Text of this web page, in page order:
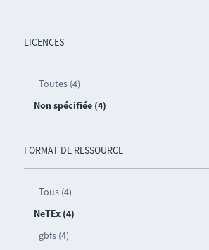
LICENCES
Toutes (4)
Non spécifiée (4)
FORMAT DE RESSOURCE
Tous (4)
NeTEx (4)
gbfs (4)